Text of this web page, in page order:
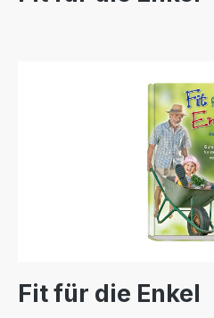
Fit für die Enkel